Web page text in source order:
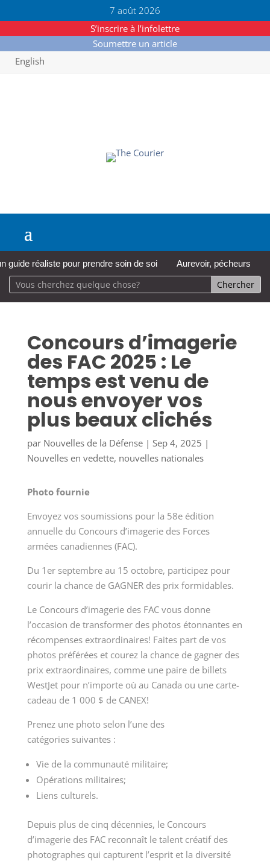
7 août 2026
S’inscrire à l’infolettre
Soumettre un article
English
réaliste pour prendre soin de soi Aurevoir, pécheurs
Concours d’imagerie
des FAC 2025 : Le
temps est venu de
nous envoyer vos
plus beaux clichés
par Nouvelles de la Défense| Sep 4, 2025 |
Nouvelles en vedette, nouvelles nationales
Photo fournie
Envoyez vos soumissions pour la 58e édition
annuelle du Concours d’imagerie des Forces
armées canadiennes (FAC).
Du 1er septembreau 15 octobre, participez pour
courir la chance de GAGNER des prix formidables.
Le Concours d’imagerie des FAC vous donne
l’occasion de transformer des photos étonnantes en
récompenses extraordinaires! Faites part de vos
photos préférées et courez la chance de gagner des
prix extraordinaires, comme une paire de billets
WestJet pour n’importe où au Canada ou une carte-
cadeau de 1 000 $ de CANEX!
Prenez une photo selon l’une des
catégories suivantes :
Vie de la communauté militaire;
Opérations militaires;
Liens culturels.
Depuis plus de cinq décennies, le Concours
d’imagerie des FAC reconnaît le talent créatif des
photographes qui capturent l’esprit et la diversité